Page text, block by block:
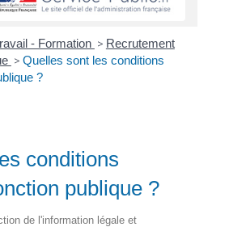
- Formation > Recrutement
> Quelles sont les conditions
?
conditions
publique ?
de l'information légale et